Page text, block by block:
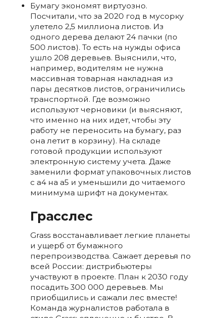
Бумагу экономят виртуозно.
Посчитали, что за 2020 год в мусорку
улетело 2,5 миллиона листов. Из
одного дерева делают 24 пачки (по
500 листов). То есть на нужды офиса
ушло 208 деревьев. Выяснили, что,
например, водителям не нужна
массивная товарная накладная из
пары десятков листов, ограничились
транспортной. Где возможно
используют черновики (и выясняют,
что именно на них идет, чтобы эту
работу не переносить на бумагу, раз
она летит в корзину). На складе
готовой продукции используют
электронную систему учета. Даже
заменили формат упаковочных листов
с а4 на а5 и уменьшили до читаемого
минимума шрифт на документах.
Грасслес
Grass восстанавливает легкие планеты
и ущерб от бумажного
перепроизводства. Сажает деревья по
всей России: дистрибьютеры
участвуют в проекте. План к 2030 году
посадить 300 000 деревьев. Мы
приобщились и сажали лес вместе!
Команда журналистов работала в